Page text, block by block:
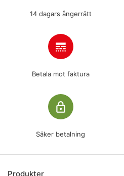
14 dagars ångerrätt
line_style
Betala mot faktura
lock_outline
Säker betalning
Produkter